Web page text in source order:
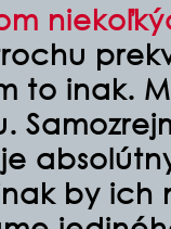
to inak.
by ich